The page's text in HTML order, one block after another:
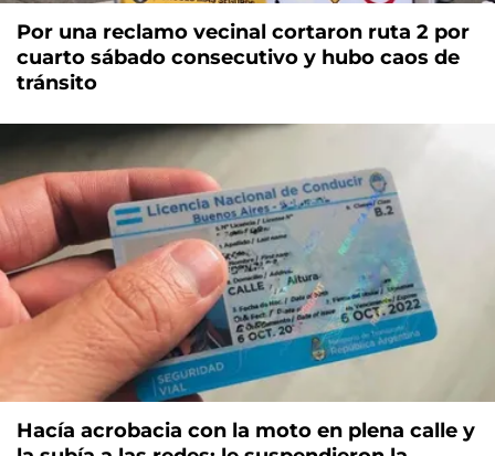
Por una reclamo vecinal cortaron ruta 2 por
cuarto sábado consecutivo y hubo caos de
tránsito
Hacía acrobacia con la moto en plena calle y